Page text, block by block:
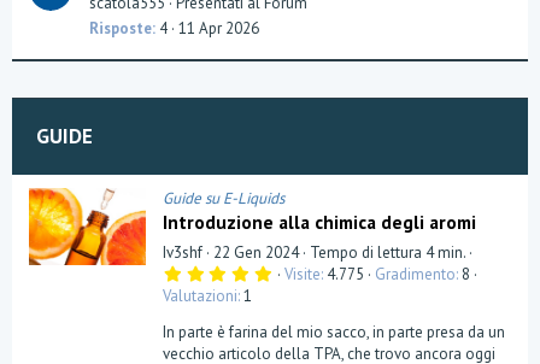
Risposte 4 11 Apr 2026
GUIDE
Guide su E-Liquids
Introduzione alla chimica degli aromi
Iv3shf 22 Gen 2024 Tempo di lettura 4 min.
5
s
t
Visite 4.775 Gradimento 8
Valutazioni 1
In parte è farina del mio sacco, in parte presa da un
vecchio articolo della TPA, che trovo ancora oggi